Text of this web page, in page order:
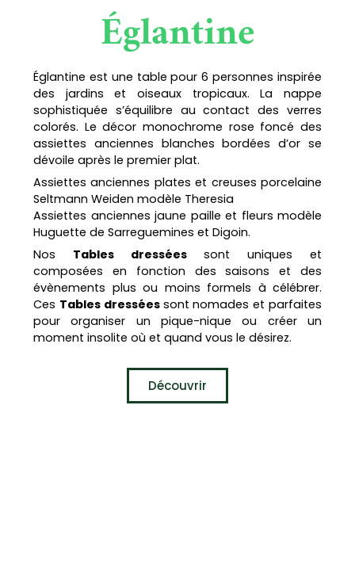
Églantine
Églantine est une table pour 6 personnes inspirée
des jardins et oiseaux tropicaux. La nappe
sophistiquée s’équilibre au contact des verres
colorés. Le décor monochrome rose foncé des
assiettes anciennes blanches bordées d’or se
dévoile après le premier plat.
Assiettes anciennes plates et creuses porcelaine
Seltmann Weiden modèle Theresia
Assiettes anciennes jaune paille et fleurs modèle
Huguette de Sarreguemines et Digoin.
Nos Tables dresséessont uniques et
composées en fonction des saisons et des
évènements plus ou moins formels à célébrer.
Ces Tables dressées sont nomades et parfaites
pour organiser un pique-nique ou créer un
moment insolite où et quand vous le désirez.
Découvrir